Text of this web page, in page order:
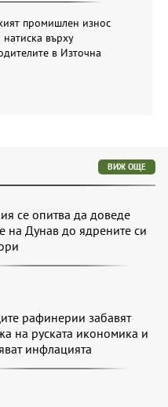
промишлен износ
натиска върху
в Източна
ВИЖ ОЩЕ
се опитва да доведе
на Дунав до ядрените си
рафинерии забавят
на руската икономика и
инфлацията